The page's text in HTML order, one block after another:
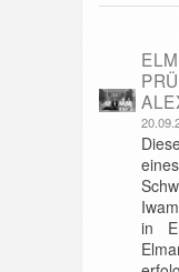
in